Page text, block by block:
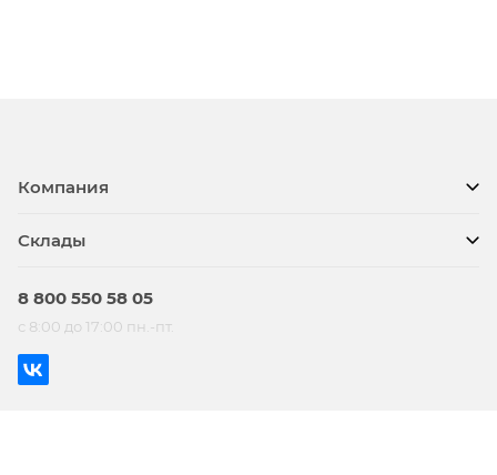
Компания
Склады
8 800 550 58 05
с 8:00 до 17:00 пн.-пт.